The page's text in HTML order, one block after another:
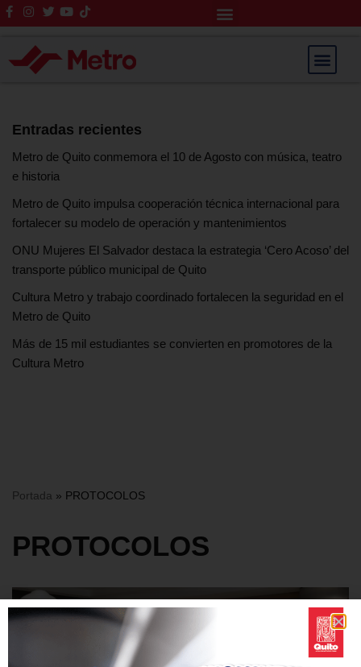
Saltar
al
Entradas recientes
Metro de Quito conmemora el 10 de Agosto con música, teatro
e historia
Metro de Quito impulsa cooperación técnica internacional para
fortalecer su modelo de operación y mantenimientos
ONU Mujeres El Salvador destaca la estrategia ‘Cero Acoso’ del
transporte público municipal de Quito
Cultura Metro y trabajo coordinado fortalecen la seguridad en el
Metro de Quito
Más de 15 mil estudiantes se convierten en promotores de la
Cultura Metro
Portada » PROTOCOLOS
PROTOCOLOS